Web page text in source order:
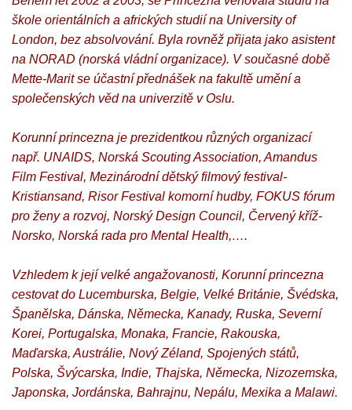
škole orientálních a afrických studií na University of
London, bez absolvování. Byla rovněž přijata jako asistent
na NORAD (norská vládní organizace). V současné době
Mette-Marit se účastní přednášek na fakultě umění a
společenských věd na univerzitě v Oslu.
Korunní princezna je prezidentkou různých organizací
např. UNAIDS, Norská Scouting Association, Amandus
Film Festival, Mezinárodní dětský filmový festival-
Kristiansand, Risor Festival komorní hudby, FOKUS fórum
pro ženy a rozvoj, Norský Design Council, Červený kříž-
Norsko, Norská rada pro Mental Health,….
Vzhledem k její velké angažovanosti, Korunní princezna
cestovat do Lucemburska, Belgie, Velké Británie, Švédska,
Španělska, Dánska, Německa, Kanady, Ruska, Severní
Korei, Portugalska, Monaka, Francie, Rakouska,
Maďarska, Austrálie, Nový Zéland, Spojených států,
Polska, Švýcarska, Indie, Thajska, Německa, Nizozemska,
Japonska, Jordánska, Bahrajnu, Nepálu, Mexika a Malawi.